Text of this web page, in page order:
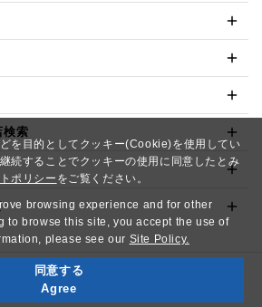
を目的としてクッキー(Cookie)を使用してい
続することでクッキーの使用に同意したとみ
ポリシー をご覧ください。
browsing experience and for other
to browse this site, you accept the use of
please see our Site Policy.
同意する
Agree
検索
NICHIBEI CO.,LTD. All Rights Reserved.